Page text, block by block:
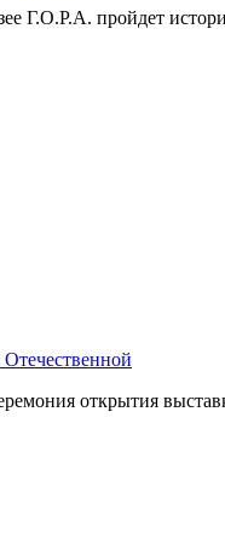
Г.О.Р.А. пройдет
открытия